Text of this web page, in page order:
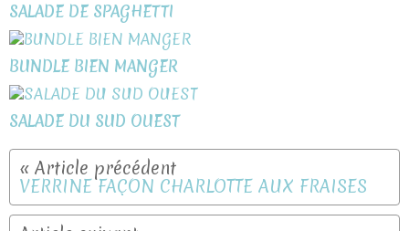
SALADE DE SPAGHETTI
BUNDLE BIEN MANGER
SALADE DU SUD OUEST
VERRINE FAÇON CHARLOTTE AUX FRAISES